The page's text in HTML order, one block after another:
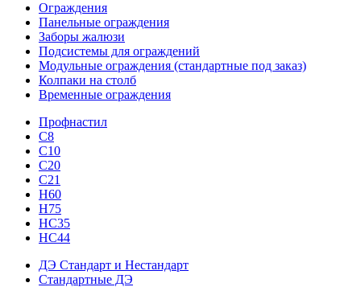
Ограждения
Панельные ограждения
Заборы жалюзи
Подсистемы для ограждений
Модульные ограждения (стандартные под заказ)
Колпаки на столб
Временные ограждения
Профнастил
С8
С10
С20
С21
H60
H75
HС35
НС44
ДЭ Стандарт и Нестандарт
Стандартные ДЭ